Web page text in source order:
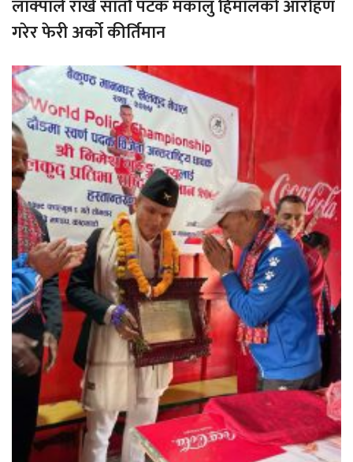
लाक्पाले राखे सातौ पटक मकालु हिमालको आरोहण
गरेर फेरी अर्को कीर्तिमान